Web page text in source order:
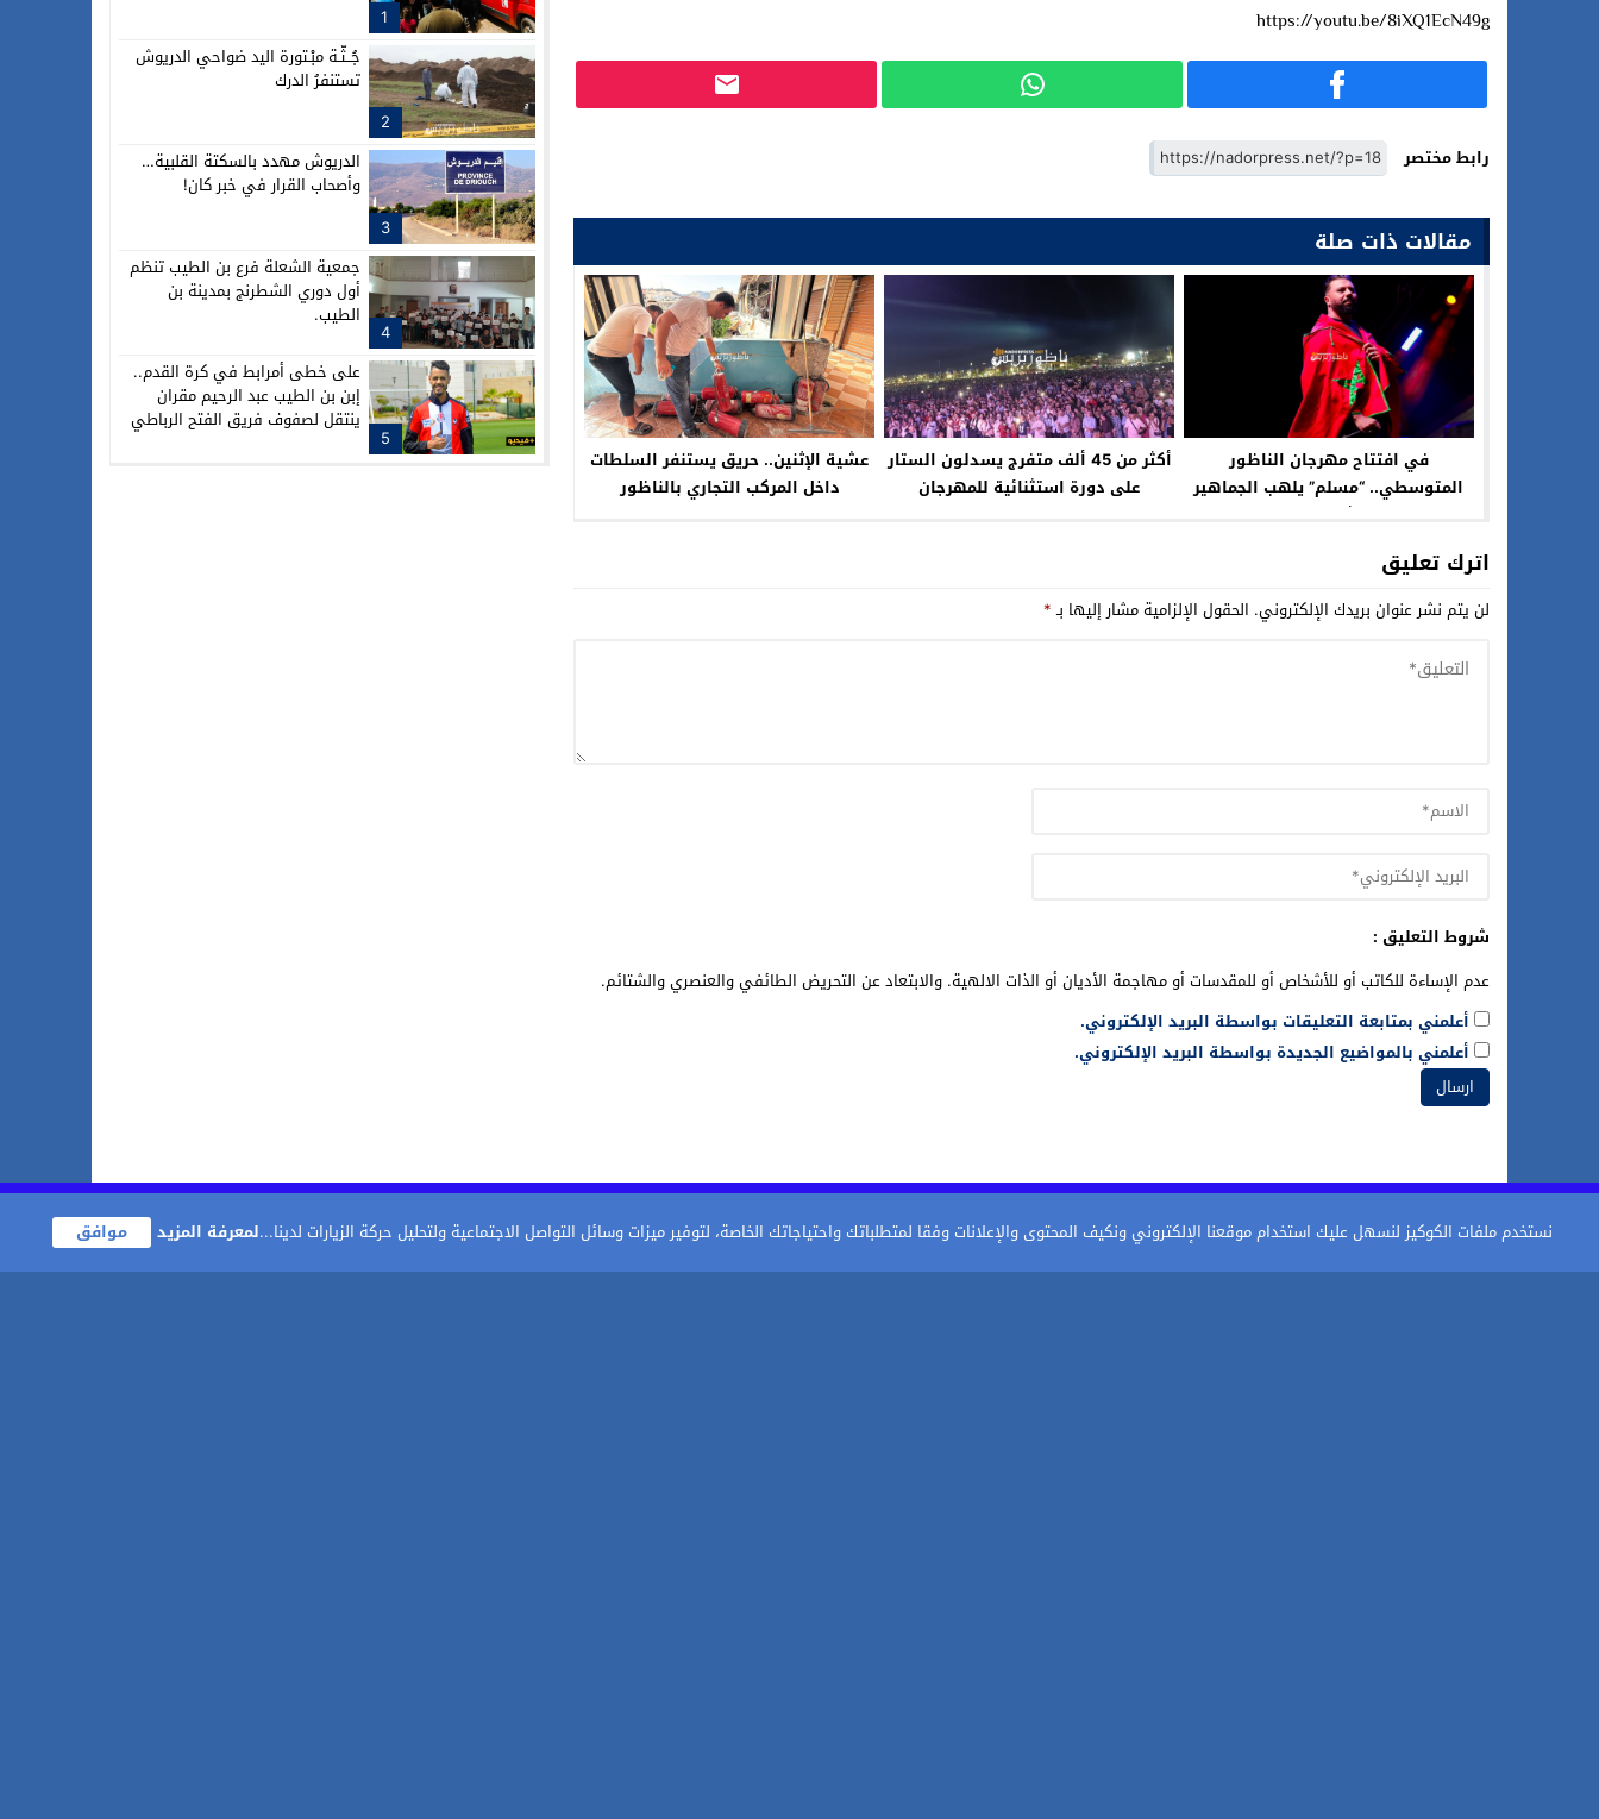
https://youtu.be/8iXQ1EcN49g
رابط مختصر
مقالات ذات صلة
في افتتاح مهرجان الناظور
المتوسطي.. “مسلم” يلهب الجماهير
في سهرة استثنائية طبعها التواضع
أكثر من 45 ألف متفرج يسدلون الستار
على دورة استثنائية للمهرجان
عشية الإثنين.. حريق يستنفر السلطات
داخل المركب التجاري بالناظور
اترك تعليق
لن يتم نشر عنوان بريدك الإلكتروني. الحقول الإلزامية مشار إليها بـ*
شروط التعليق :
عدم الإساءة للكاتب أو للأشخاص أو للمقدسات أو مهاجمة الأديان أو الذات الالهية. والابتعاد عن التحريض الطائفي والعنصري والشتائم.
أعلمني بمتابعة التعليقات بواسطة البريد الإلكتروني.
أعلمني بالمواضيع الجديدة بواسطة البريد الإلكتروني.
1
2
جُــثَّـة مبْـتورة اليد ضواحي الدريوش
تستنفرُ الدرك
3
الدريوش مهدد بالسكتة القلبية…
وأصحاب القرار في خبر كان!
4
جمعية الشعلة فرع بن الطيب تنظم
أول دوري الشطرنج بمدينة بن
الطيب.
5
على خطى أمرابط في كرة القدم..
إبن بن الطيب عبد الرحيم مقران
ينتقل لصفوف فريق الفتح الرباطي
عاجل عشية الإثنين.. حريق يستنفر السلطات داخل المركب التجاري بالناظور
نستخدم ملفات الكوكيز لنسهل عليك استخدام موقعنا الإلكتروني ونكيف المحتوى والإعلانات وفقا لمتطلباتك واحتياجاتك الخاصة، لتوفير ميزات وسائل التواصل الاجتماعية ولتحليل حركة الزيارات لدينا...لمعرفة المزيد موافق